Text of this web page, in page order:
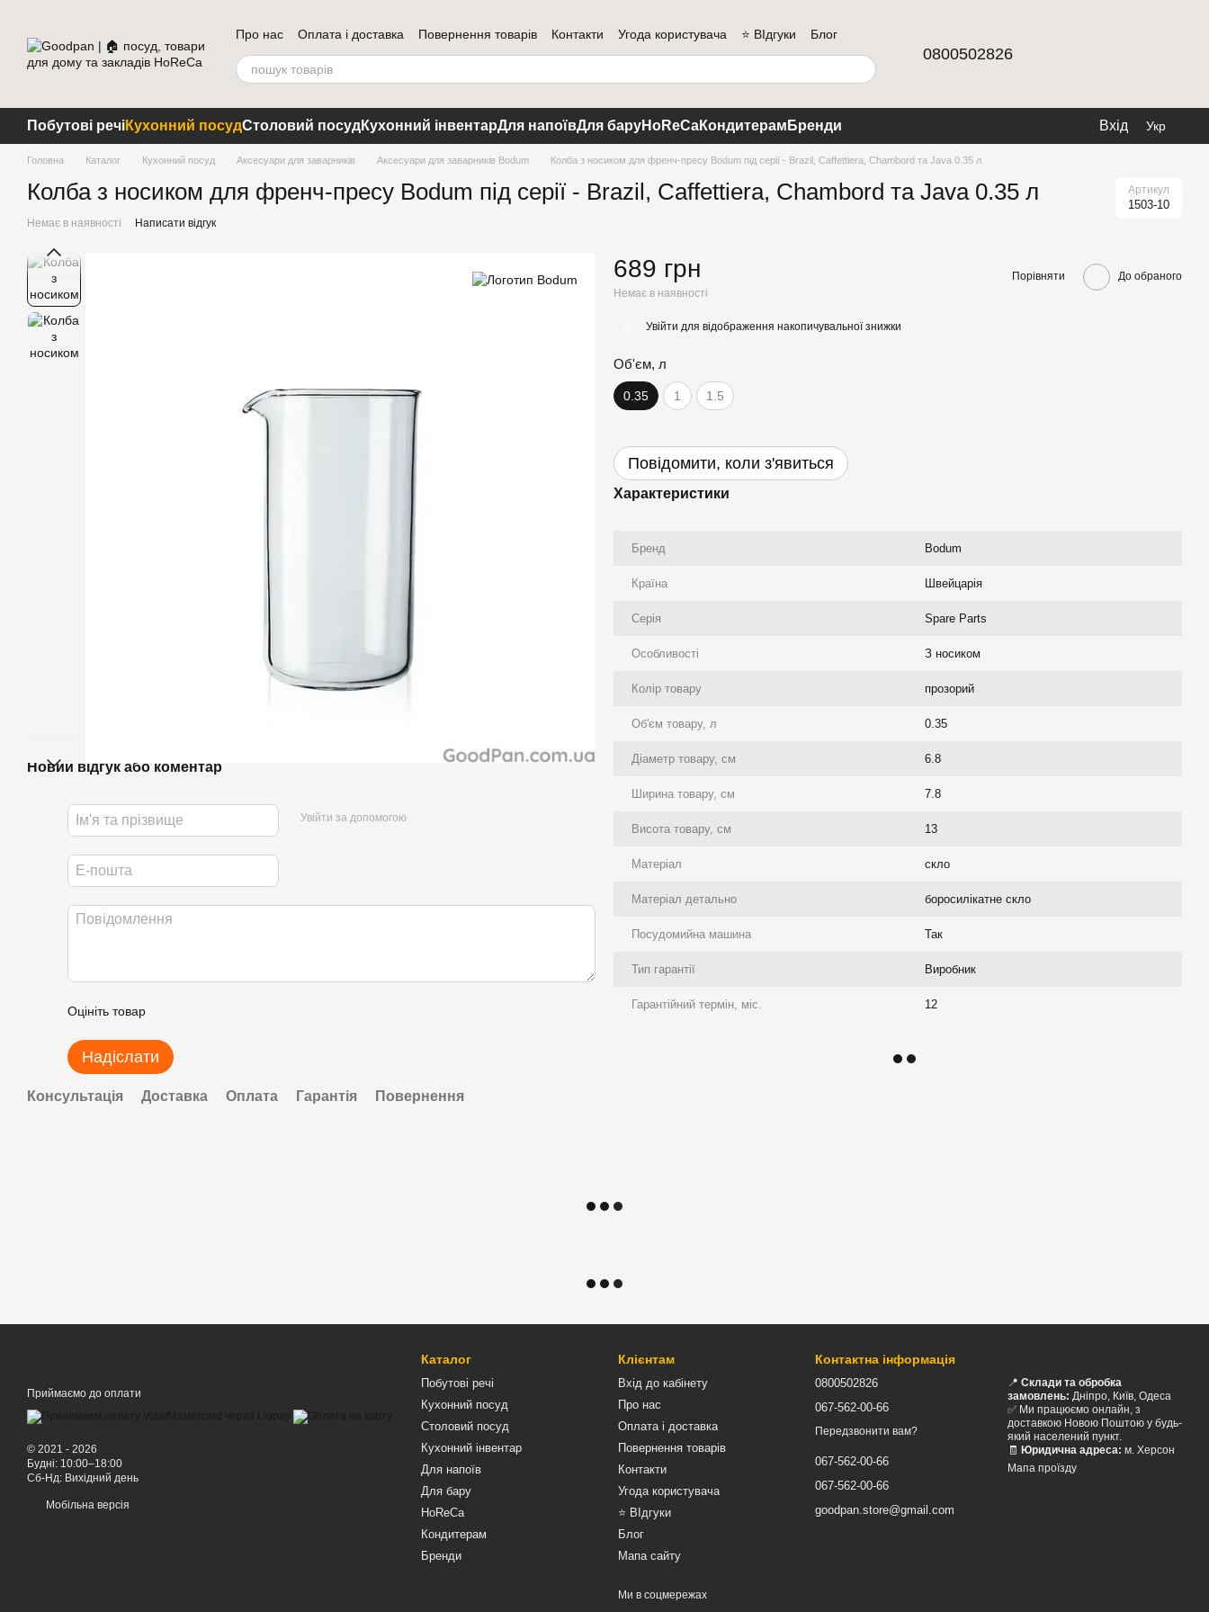
Про нас
Оплата і доставка Повернення товарів Контакти Угода користувача ⭐ ВІдгуки Блог
0800502826
Побутові речіКухонний посудСтоловий посудКухонний інвентарДля напоївДля баруHoReCaКондитерам Бренди Вхід Укр
Головна Каталог Кухонний посуд Аксесуари для заварників Аксесуари для заварників Bodum Колба з носиком для френч-пресу Bodum під серії - Brazil, Caffettiera, Chambord та Java 0.35 л
Колба з носиком для френч-пресу Bodum під серії - Brazil, Caffettiera, Chambord та Java 0.35 л Артикул
1503-10
Немає в наявності Написати відгук
Новий відгук або коментар
Увійти за допомогою
Оцініть товар
Надіслати
689 грн
Немає в наявності
Порівняти До обраного
Увійти для відображення накопичувальної знижки
Об'єм, л
0.35 1 1.5
Повідомити, коли з'явиться
Характеристики
Бренд Bodum
Країна Швейцарія
Серія Spare Parts
Особливості З носиком
Колір товару прозорий
Об'єм товару, л 0.35
Діаметр товару, см 6.8
Ширина товару, см 7.8
Висота товару, см 13
Матеріал скло
Матеріал детально боросилікатне скло
Посудомийна машина Так
Тип гарантії Виробник
Гарантійний термін, міс. 12
Консультація Доставка Оплата Гарантія Повернення
Приймаємо до оплати
© 2021 - 2026
Будні: 10:00–18:00
Сб-Нд: Вихідний день
Мобільна версія
Каталог
Побутові речі
Кухонний посуд
Столовий посуд
Кухонний інвентар
Для напоїв
Для бару
HoReCa
Кондитерам
Бренди
Клієнтам
Вхід до кабінету
Про нас
Оплата і доставка
Повернення товарів
Контакти
Угода користувача
⭐ ВІдгуки
Блог
Мапа сайту
Ми в соцмережах
Контактна інформація
0800502826
067-562-00-66
Передзвонити вам?
067-562-00-66
067-562-00-66
goodpan.store@gmail.com
📍 Склади та обробка
замовлень: Дніпро, Київ, Одеса
✅ Ми працюємо онлайн, з
доставкою Новою Поштою у будь-
який населений пункт.
🧾 Юридична адреса: м. Херсон
Мапа проїзду